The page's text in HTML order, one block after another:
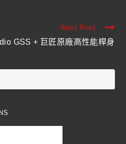
Next Post
GSS + 巨匠原廠高性能桿身